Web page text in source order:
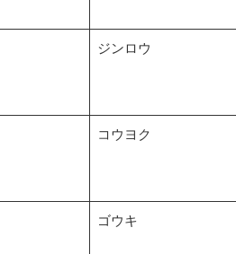
ジンロウ
コウヨク
ゴウキ